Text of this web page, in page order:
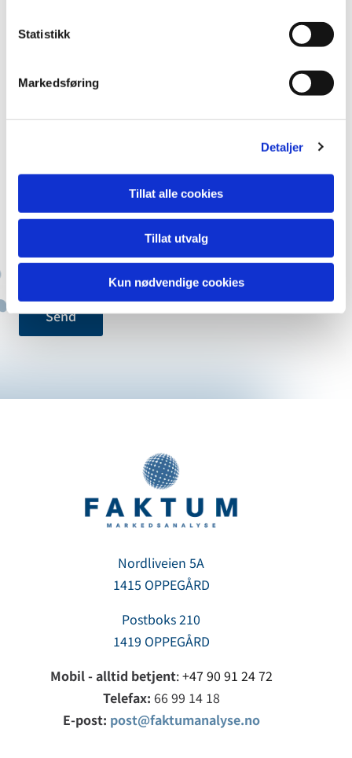
Statistikk
Markedsføring
Detaljer
Tillat alle cookies
Tillat utvalg
Kun nødvendige cookies
Telefon
Nordliveien 5A
1415 OPPEGÅRD
Postboks 210
1419 OPPEGÅRD
Mobil - alltid betjent:+47 90 91 24 72
Telefax: 66 99 14 18
E-post: post@faktumanalyse.no